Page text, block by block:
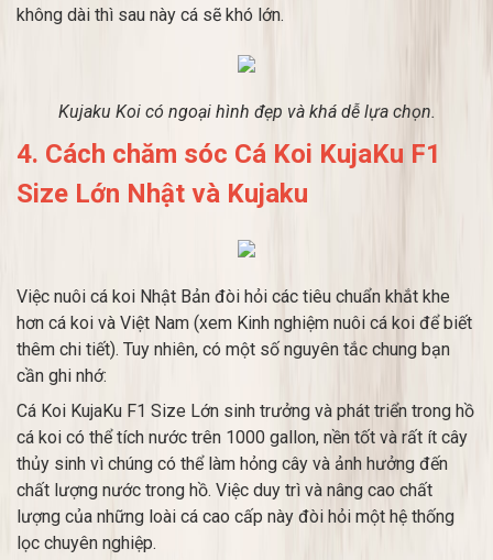
không dài thì sau này cá sẽ khó lớn.
Kujaku Koi có ngoại hình đẹp và khá dễ lựa chọn.
4. Cách chăm sóc Cá Koi KujaKu F1
Size Lớn Nhật và Kujaku
Việc nuôi cá koi Nhật Bản đòi hỏi các tiêu chuẩn khắt khe
hơn cá koi và Việt Nam (xem Kinh nghiệm nuôi cá koi để biết
thêm chi tiết). Tuy nhiên, có một số nguyên tắc chung bạn
cần ghi nhớ:
Cá Koi KujaKu F1 Size Lớn sinh trưởng và phát triển trong hồ
cá koi có thể tích nước trên 1000 gallon, nền tốt và rất ít cây
thủy sinh vì chúng có thể làm hỏng cây và ảnh hưởng đến
chất lượng nước trong hồ. Việc duy trì và nâng cao chất
lượng của những loài cá cao cấp này đòi hỏi một hệ thống
lọc chuyên nghiệp.